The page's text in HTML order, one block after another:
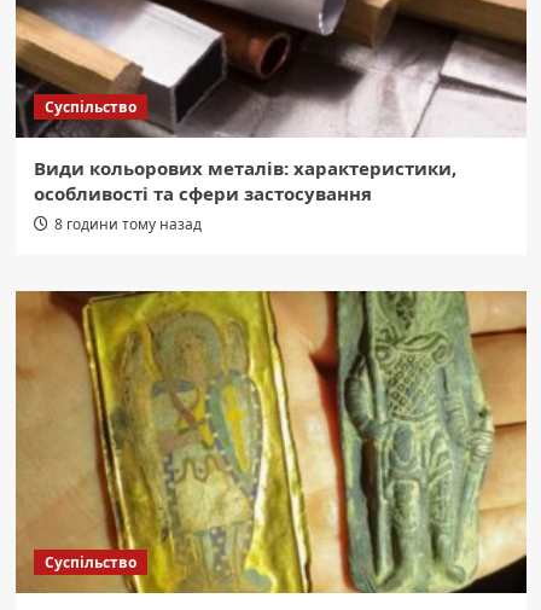
Суспільство
Види кольорових металів: характеристики,
особливості та сфери застосування
8 години тому назад
Суспільство